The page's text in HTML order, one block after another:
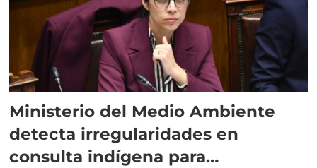
Ministerio del Medio Ambiente
detecta irregularidades en
consulta indígena para